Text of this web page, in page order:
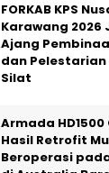
FORKAB KPS
Karawang 2026
Ajang
dan Pelestarian
Silat
Armada
Hasil Retrofit
Beroperasi